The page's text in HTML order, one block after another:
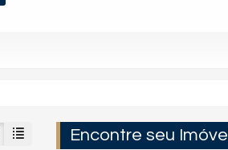
Encontre seu Imóvel